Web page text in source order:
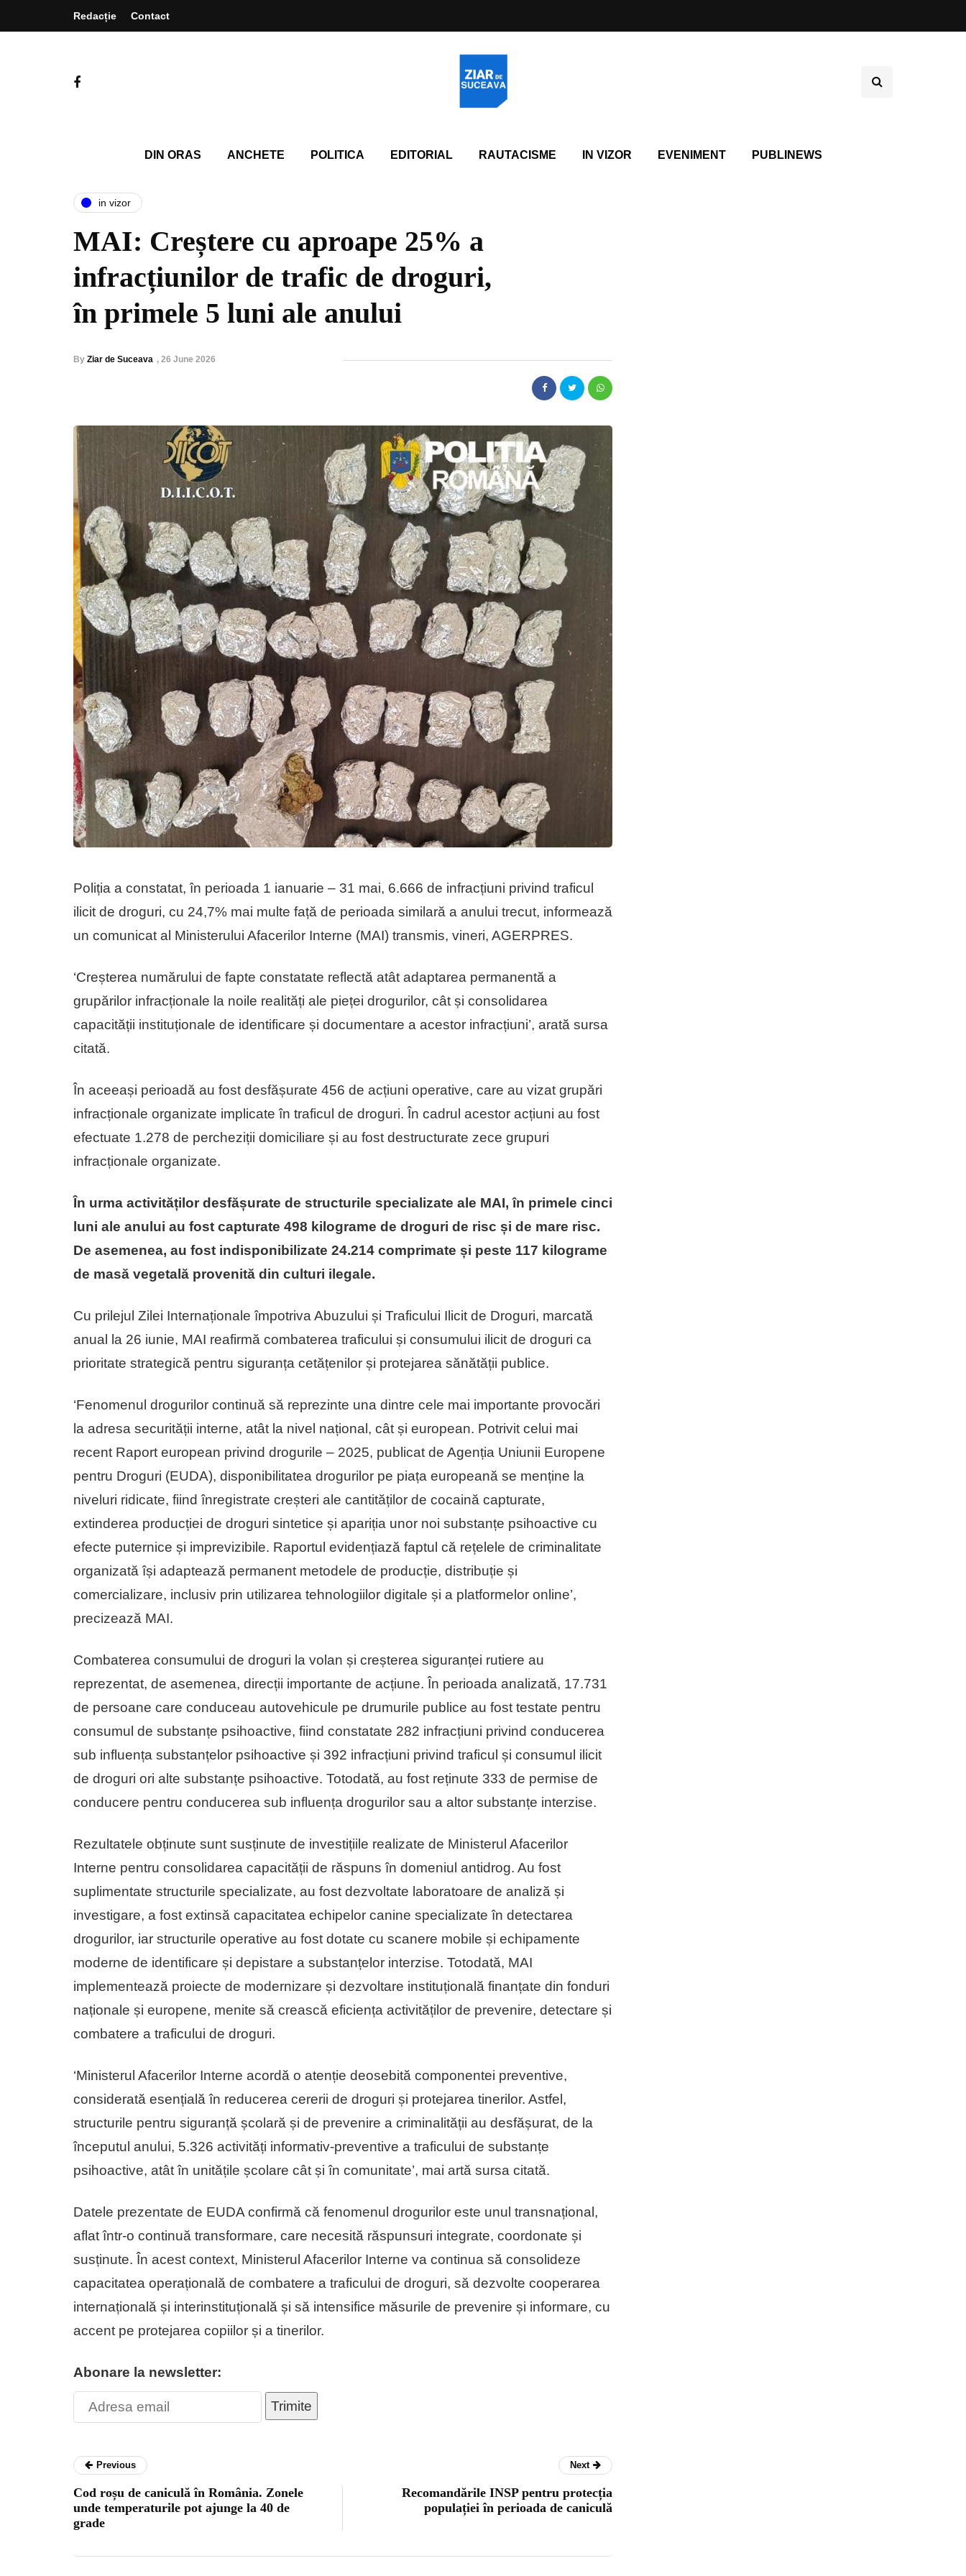
Redacție Contact
DIN ORAS ANCHETE POLITICA EDITORIAL RAUTACISME IN VIZOR EVENIMENT PUBLINEWS
in vizor
MAI: Creștere cu aproape 25% a
infracțiunilor de trafic de droguri,
în primele 5 luni ale anului
By Ziar de Suceava , 26 June 2026
Poliția a constatat, în perioada 1 ianuarie – 31 mai, 6.666 de infracțiuni privind traficul
ilicit de droguri, cu 24,7% mai multe față de perioada similară a anului trecut, informează
un comunicat al Ministerului Afacerilor Interne (MAI) transmis, vineri, AGERPRES.
‘Creșterea numărului de fapte constatate reflectă atât adaptarea permanentă a
grupărilor infracționale la noile realități ale pieței drogurilor, cât și consolidarea
capacității instituționale de identificare și documentare a acestor infracțiuni’, arată sursa
citată.
În aceeași perioadă au fost desfășurate 456 de acțiuni operative, care au vizat grupări
infracționale organizate implicate în traficul de droguri. În cadrul acestor acțiuni au fost
efectuate 1.278 de percheziții domiciliare și au fost destructurate zece grupuri
infracționale organizate.
În urma activităților desfășurate de structurile specializate ale MAI, în primele cinci
luni ale anului au fost capturate 498 kilograme de droguri de risc și de mare risc.
De asemenea, au fost indisponibilizate 24.214 comprimate și peste 117 kilograme
de masă vegetală provenită din culturi ilegale.
Cu prilejul Zilei Internaționale împotriva Abuzului și Traficului Ilicit de Droguri, marcată
anual la 26 iunie, MAI reafirmă combaterea traficului și consumului ilicit de droguri ca
prioritate strategică pentru siguranța cetățenilor și protejarea sănătății publice.
‘Fenomenul drogurilor continuă să reprezinte una dintre cele mai importante provocări
la adresa securității interne, atât la nivel național, cât și european. Potrivit celui mai
recent Raport european privind drogurile – 2025, publicat de Agenția Uniunii Europene
pentru Droguri (EUDA), disponibilitatea drogurilor pe piața europeană se menține la
niveluri ridicate, fiind înregistrate creșteri ale cantităților de cocaină capturate,
extinderea producției de droguri sintetice și apariția unor noi substanțe psihoactive cu
efecte puternice și imprevizibile. Raportul evidențiază faptul că rețelele de criminalitate
organizată își adaptează permanent metodele de producție, distribuție și
comercializare, inclusiv prin utilizarea tehnologiilor digitale și a platformelor online’,
precizează MAI.
Combaterea consumului de droguri la volan și creșterea siguranței rutiere au
reprezentat, de asemenea, direcții importante de acțiune. În perioada analizată, 17.731
de persoane care conduceau autovehicule pe drumurile publice au fost testate pentru
consumul de substanțe psihoactive, fiind constatate 282 infracțiuni privind conducerea
sub influența substanțelor psihoactive și 392 infracțiuni privind traficul și consumul ilicit
de droguri ori alte substanțe psihoactive. Totodată, au fost reținute 333 de permise de
conducere pentru conducerea sub influența drogurilor sau a altor substanțe interzise.
Rezultatele obținute sunt susținute de investițiile realizate de Ministerul Afacerilor
Interne pentru consolidarea capacității de răspuns în domeniul antidrog. Au fost
suplimentate structurile specializate, au fost dezvoltate laboratoare de analiză și
investigare, a fost extinsă capacitatea echipelor canine specializate în detectarea
drogurilor, iar structurile operative au fost dotate cu scanere mobile și echipamente
moderne de identificare și depistare a substanțelor interzise. Totodată, MAI
implementează proiecte de modernizare și dezvoltare instituțională finanțate din fonduri
naționale și europene, menite să crească eficiența activităților de prevenire, detectare și
combatere a traficului de droguri.
‘Ministerul Afacerilor Interne acordă o atenție deosebită componentei preventive,
considerată esențială în reducerea cererii de droguri și protejarea tinerilor. Astfel,
structurile pentru siguranță școlară și de prevenire a criminalității au desfășurat, de la
începutul anului, 5.326 activități informativ-preventive a traficului de substanțe
psihoactive, atât în unitățile școlare cât și în comunitate’, mai artă sursa citată.
Datele prezentate de EUDA confirmă că fenomenul drogurilor este unul transnațional,
aflat într-o continuă transformare, care necesită răspunsuri integrate, coordonate și
susținute. În acest context, Ministerul Afacerilor Interne va continua să consolideze
capacitatea operațională de combatere a traficului de droguri, să dezvolte cooperarea
internațională și interinstituțională și să intensifice măsurile de prevenire și informare, cu
accent pe protejarea copiilor și a tinerilor.
Abonare la newsletter:
Trimite
Previous
Cod roșu de caniculă în România. Zonele
unde temperaturile pot ajunge la 40 de
grade
Next
Recomandările INSP pentru protecția
populației în perioada de caniculă